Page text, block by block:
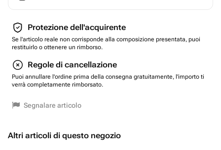
Protezione dell'acquirente
Se l'articolo reale non corrisponde alla composizione presentata, puoi
restituirlo o ottenere un rimborso.
Regole di cancellazione
Puoi annullare l'ordine prima della consegna gratuitamente, l'importo ti
verrà completamente rimborsato.
Segnalare articolo
Altri articoli di questo negozio